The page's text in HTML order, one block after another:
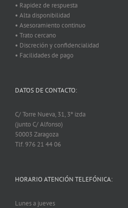
• Rapidez de respuesta
• Alta disponibilidad
• Asesoramiento continuo
• Trato cercano
• Discreción y confidencialidad
• Facilidades de pago
DATOS DE CONTACTO:
C/ Torre Nueva, 31, 3º izda
(junto C/ Alfonso)
50003 Zaragoza
Tlf. 976 21 44 06
HORARIO ATENCIÓN TELEFÓNICA:
Lunes a jueves